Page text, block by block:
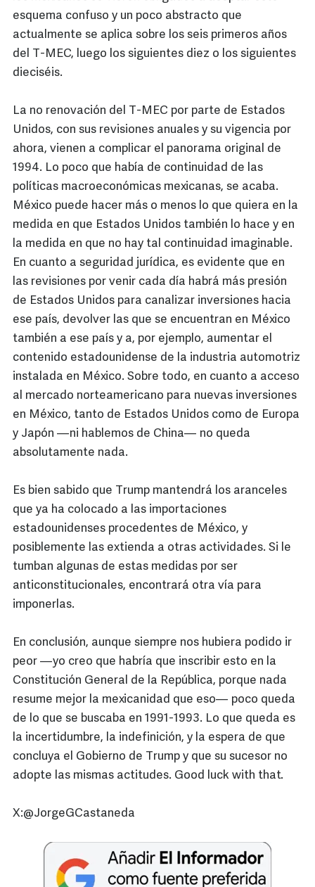
esquema confuso y un poco abstracto que
actualmente se aplica sobre los seis primeros años
del T-MEC, luego los siguientes diez o los siguientes
dieciséis.
La no renovación del T-MEC por parte de Estados
Unidos, con sus revisiones anuales y su vigencia por
ahora, vienen a complicar el panorama original de
1994. Lo poco que había de continuidad de las
políticas macroeconómicas mexicanas, se acaba.
México puede hacer más o menos lo que quiera en la
medida en que Estados Unidos también lo hace y en
la medida en que no hay tal continuidad imaginable.
En cuanto a seguridad jurídica, es evidente que en
las revisiones por venir cada día habrá más presión
de Estados Unidos para canalizar inversiones hacia
ese país, devolver las que se encuentran en México
también a ese país y a, por ejemplo, aumentar el
contenido estadounidense de la industria automotriz
instalada en México. Sobre todo, en cuanto a acceso
al mercado norteamericano para nuevas inversiones
en México, tanto de Estados Unidos como de Europa
y Japón —ni hablemos de China— no queda
absolutamente nada.
Es bien sabido que Trump mantendrá los aranceles
que ya ha colocado a las importaciones
estadounidenses procedentes de México, y
posiblemente las extienda a otras actividades. Si le
tumban algunas de estas medidas por ser
anticonstitucionales, encontrará otra vía para
imponerlas.
En conclusión, aunque siempre nos hubiera podido ir
peor —yo creo que habría que inscribir esto en la
Constitución General de la República, porque nada
resume mejor la mexicanidad que eso— poco queda
de lo que se buscaba en 1991-1993. Lo que queda es
la incertidumbre, la indefinición, y la espera de que
concluya el Gobierno de Trump y que su sucesor no
adopte las mismas actitudes. Good luck with that.
X:@JorgeGCastaneda